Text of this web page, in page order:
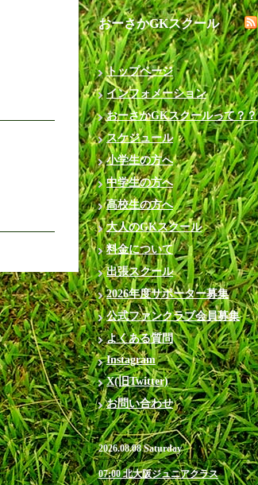
おーさかGKスクール
トップページ
インフォメーション
おーさかGKスクールって？？
スケジュール
小学生の方へ
中学生の方へ
高校生の方へ
大人のGKスクール
料金について
出張スクール
2026年度サポーター募集
公式ファンクラブ会員募集
よくある質問
Instagram
X(旧Twitter)
お問い合わせ
2026.08.08 Saturday
07:00 北大阪ジュニアクラス